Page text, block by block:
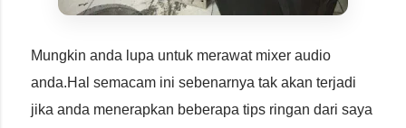
Mungkin anda lupa untuk merawat mixer audio
anda.Hal semacam ini sebenarnya tak akan terjadi
jika anda menerapkan beberapa tips ringan dari saya